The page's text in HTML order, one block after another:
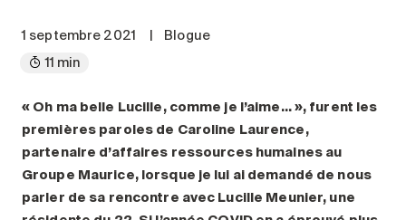
Courte durée
Notre approche
Nos résidences
Emplois
À propos
1 septembre 2021
Blogue
11 min
« Oh ma belle Lucille, comme je l’aime… », furent les
premières paroles de Caroline Laurence,
partenaire d’affaires ressources humaines au
Groupe Maurice, lorsque je lui ai demandé de nous
parler de sa rencontre avec Lucille Meunier, une